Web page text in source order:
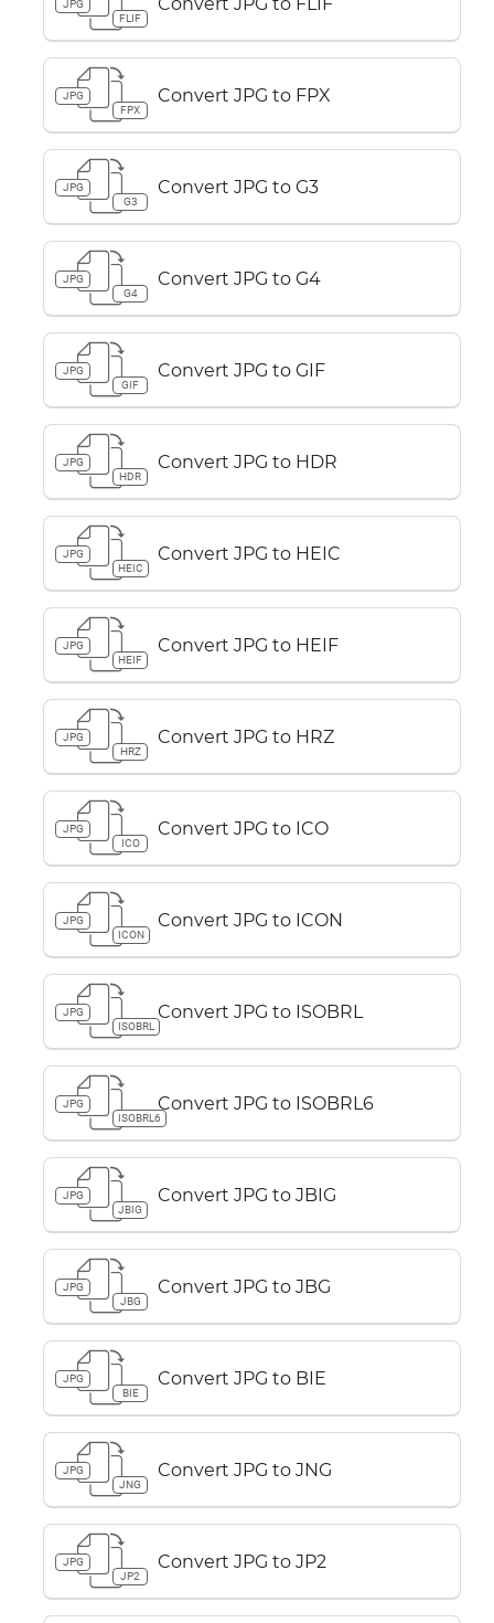
JPG
FLIF
JPG
FPX
Convert JPG to FPX
JPG
G3
Convert JPG to G3
JPG
G4
Convert JPG to G4
JPG
GIF
Convert JPG to GIF
JPG
HDR
Convert JPG to HDR
JPG
HEIC
Convert JPG to HEIC
JPG
HEIF
Convert JPG to HEIF
JPG
HRZ
Convert JPG to HRZ
JPG
ICO
Convert JPG to ICO
JPG
ICON
Convert JPG to ICON
JPG
ISOBRL
Convert JPG to ISOBRL
JPG
ISOBRL6
Convert JPG to ISOBRL6
JPG
JBIG
Convert JPG to JBIG
JPG
JBG
Convert JPG to JBG
JPG
BIE
Convert JPG to BIE
JPG
JNG
Convert JPG to JNG
JPG
JP2
Convert JPG to JP2